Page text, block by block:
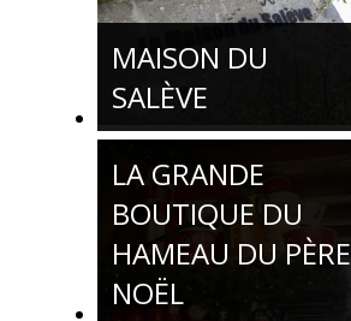
MAISON DU
SALÈVE
LA GRANDE
BOUTIQUE DU
HAMEAU DU PÈRE
NOËL